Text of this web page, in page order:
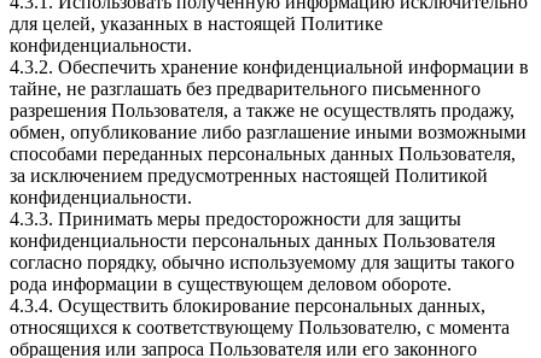
для целей, указанных в настоящей Политике
конфиденциальности.
4.3.2. Обеспечить хранение конфиденциальной информации в
тайне, не разглашать без предварительного письменного
разрешения Пользователя, а также не осуществлять продажу,
обмен, опубликование либо разглашение иными возможными
способами переданных персональных данных Пользователя,
за исключением предусмотренных настоящей Политикой
конфиденциальности.
4.3.3. Принимать меры предосторожности для защиты
конфиденциальности персональных данных Пользователя
согласно порядку, обычно используемому для защиты такого
рода информации в существующем деловом обороте.
4.3.4. Осуществить блокирование персональных данных,
относящихся к соответствующему Пользователю, с момента
обращения или запроса Пользователя или его законного